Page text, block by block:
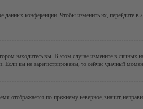
данных конференции. Чтобы изменить их, перейдите в
находитесь вы. В этом случае измените в личных
Если вы не зарегистрированы, то сейчас удачный
отображается по-прежнему неверное, значит,